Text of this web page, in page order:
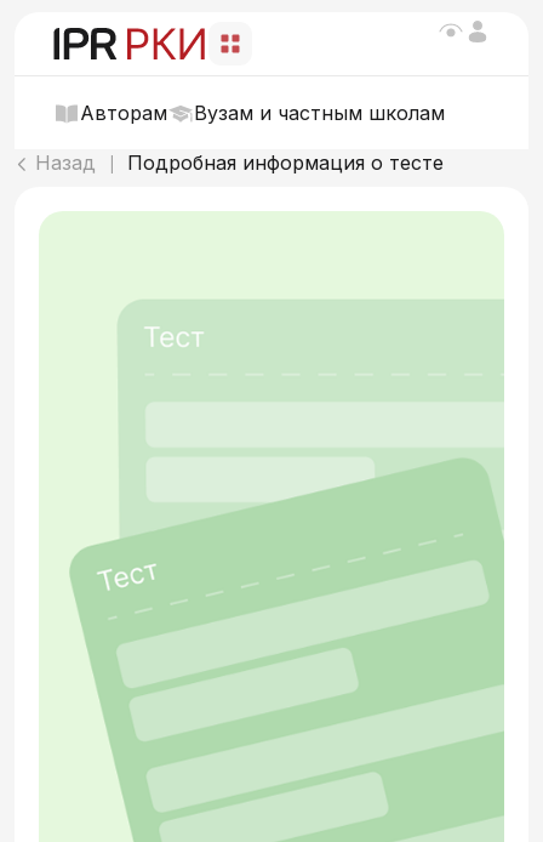
Авторам Вузам и частным школам
Назад Подробная информация о тесте